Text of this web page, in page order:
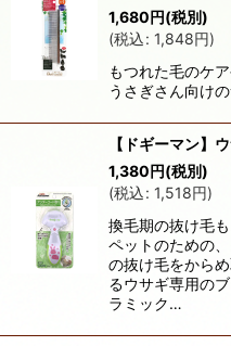
1,680円(税別)
(税込: 1,848円)
もつれた毛のケ
うさぎさん向けの
【ドギーマン】
1,380円(税別)
(税込: 1,518円)
換毛期の抜け毛
ペットのための
の抜け毛をから
るウサギ専用の
ラミック…